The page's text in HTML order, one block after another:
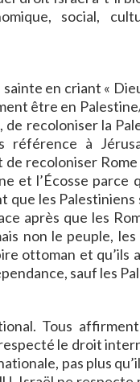
social,
en criant «
être en
recoloniser la
à
recoloniser
et l’Écosse
que les
après que les
non le peuple,
ottoman et
sauf les
Tous
respecté le droit
pas plus